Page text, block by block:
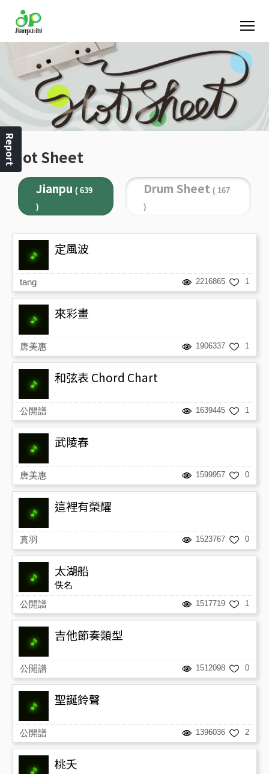
Hot Sheet
Jianpu ( 639
)
Drum Sheet( 167
)
定風波
tang 2216865 1
來彩畫
唐美惠 1906337 1
和弦表 Chord Chart
公開譜 1639445 1
武陵春
唐美惠 1599957 0
這裡有榮耀
真羽 1523767 0
太湖船
佚名
公開譜 1517719 1
吉他節奏類型
公開譜 1512098 0
聖誕鈴聲
公開譜 1396036 2
桃夭
Report